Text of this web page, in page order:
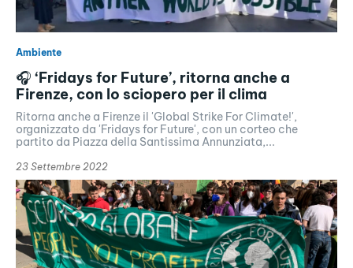
Ambiente
🎧 ‘Fridays for Future’, ritorna anche a
Firenze, con lo sciopero per il clima
Ritorna anche a Firenze il 'Global Strike For Climate!',
organizzato da 'Fridays for Future', con un corteo che
partito da Piazza della Santissima Annunziata,...
23 Settembre 2022